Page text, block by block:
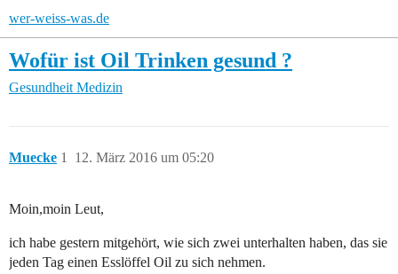
wer-weiss-was.de
Wofür ist Oil Trinken gesund ?
Gesundheit Medizin
Muecke 12. März 2016 um 05:20
1
Moin,moin Leut,
ich habe gestern mitgehört, wie sich zwei unterhalten haben, das sie
jeden Tag einen Esslöffel Oil zu sich nehmen.